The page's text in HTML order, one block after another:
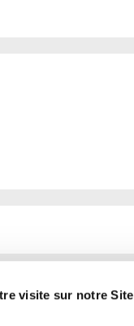
visite sur notre Site